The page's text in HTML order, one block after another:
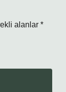
alanlar *